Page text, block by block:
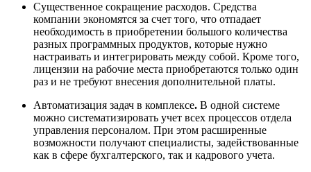
Существенное сокращение расходов. Средства
компании экономятся за счет того, что отпадает
необходимость в приобретении большого количества
разных программных продуктов, которые нужно
настраивать и интегрировать между собой. Кроме того,
лицензии на рабочие места приобретаются только один
раз и не требуют внесения дополнительной платы.
Автоматизация задач в комплексе. В одной системе
можно систематизировать учет всех процессов отдела
управления персоналом. При этом расширенные
возможности получают специалисты, задействованные
как в сфере бухгалтерского, так и кадрового учета.